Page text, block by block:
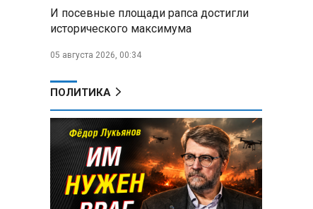
И посевные площади рапса достигли
исторического максимума
05 августа 2026, 00:34
ПОЛИТИКА